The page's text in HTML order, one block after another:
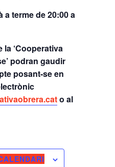
a terme de 20:00 a
‘Cooperativa
podran gaudir
posant-se en
o al